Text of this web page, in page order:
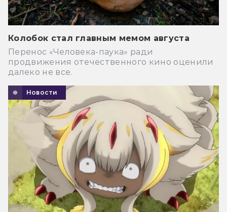
Колобок стал главным мемом августа
Перенос «Человека-паука» ради
продвижения отечественного кино оценили
далеко не все.
Новости